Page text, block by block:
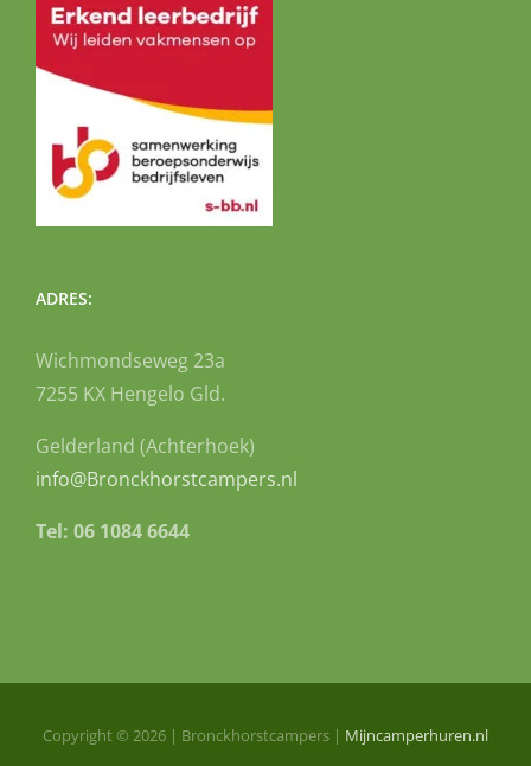
ADRES:
Wichmondseweg 23a
7255 KX Hengelo Gld.
Gelderland (Achterhoek)
info@Bronckhorstcampers.nl
Tel: 06 1084 6644
Copyright © 2026 | Bronckhorstcampers | Mijncamperhuren.nl